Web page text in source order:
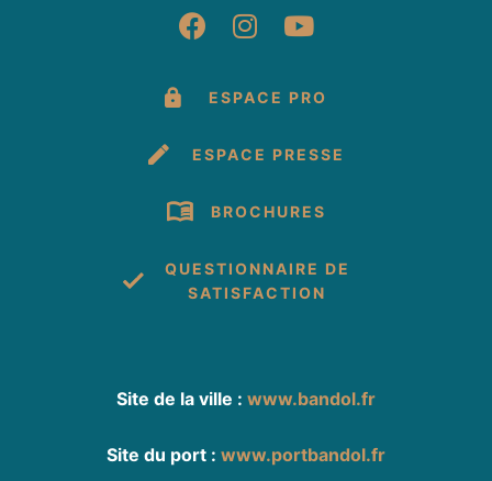
Suivez-nous sur
Suivez-nous sur
Suivez-nous
ESPACE PRO
ESPACE PRESSE
BROCHURES
QUESTIONNAIRE DE
SATISFACTION
Site de la ville : www.bandol.fr
Site du port : www.portbandol.fr